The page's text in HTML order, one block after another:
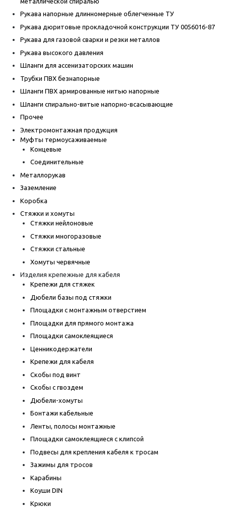
Рукава напорные длинномерные облегченные ТУ
Рукава дюритовые прокладочной конструкции ТУ 0056016-87
Рукава для газовой сварки и резки металлов
Рукава высокого давления
Шланги для ассенизаторских машин
Трубки ПВХ безнапорные
Шланги ПВХ армированные нитью напорные
Шланги спирально-витые напорно-всасывающие
Прочее
Электромонтажная продукция
Муфты термоусаживаемые
Концевые
Соединительные
Металлорукав
Заземление
Коробка
Стяжки и хомуты
Стяжки нейлоновые
Стяжки многоразовые
Стяжки стальные
Хомуты червячные
Изделия крепежные для кабеля
Крепежи для стяжек
Дюбели базы под стяжки
Площадки с монтажным отверстием
Площадки для прямого монтажа
Площадки самоклеящиеся
Ценникодержатели
Крепежи для кабеля
Скобы под винт
Скобы с гвоздем
Дюбели-хомуты
Бонтажи кабельные
Ленты, полосы монтажные
Площадки самоклеящиеся с клипсой
Подвесы для крепления кабеля к тросам
Зажимы для тросов
Карабины
Коуши DIN
Крюки